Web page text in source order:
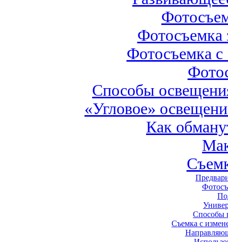
Фотосъемка
Фотосъемка
Способы
«Угловое»
Как
Способы
Съемка с